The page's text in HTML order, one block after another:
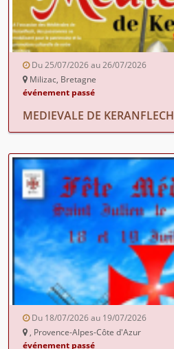
Du 25/07/2026 au 26/07/2026
Milizac, Bretagne
événement passé
MEDIEVALE DE KERANFLECH
Du 18/07/2026 au 19/07/2026
, Provence-Alpes-Côte d'Azur
événement passé